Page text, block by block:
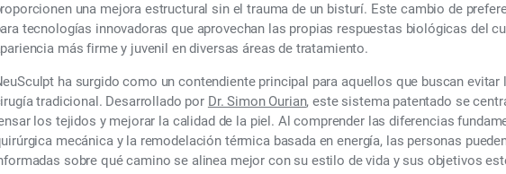
una mejora estructural sin el trauma de un bisturí. Este cambio de
tecnologías innovadoras que aprovechan las propias respuestas biológicas del
más firme y juvenil en diversas áreas de tratamiento.
ha surgido como un contendiente principal para aquellos que buscan
tradicional. Desarrollado por Dr. Simon Ourian, este sistema patentado se
los tejidos y mejorar la calidad de la piel. Al comprender las diferencias
mecánica y la remodelación térmica basada en energía, las personas
sobre qué camino se alinea mejor con su estilo de vida y sus objetivos